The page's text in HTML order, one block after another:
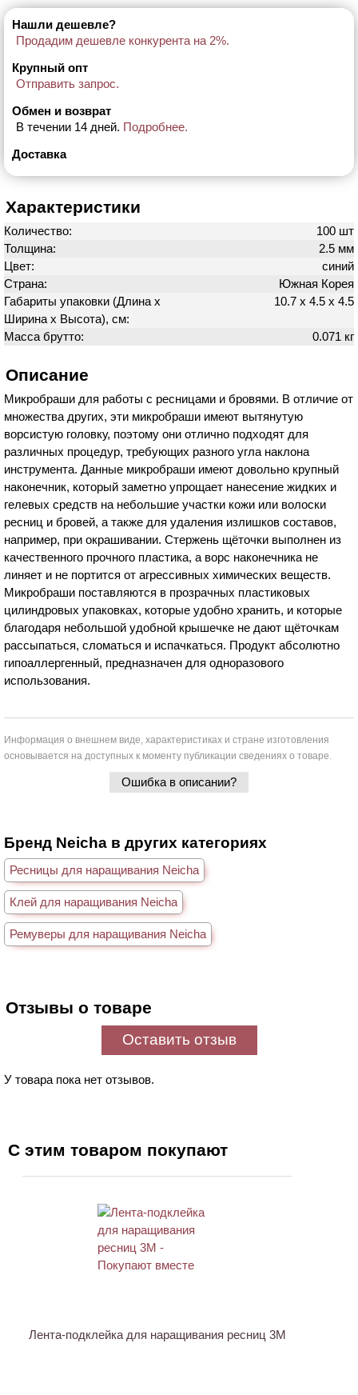
Нашли дешевле?
Продадим дешевле конкурента на 2%.
Крупный опт
Отправить запрос.
Обмен и возврат
В течении 14 дней. Подробнее.
Доставка
Характеристики
Количество:
100 шт
Толщина:
2.5 мм
Цвет:
синий
Страна:
Южная Корея
Габариты упаковки (Длина х
Ширина х Высота), см:
10.7 х 4.5 х 4.5
Масса брутто: 0.071 кг
Описание
Микробраши для работы с ресницами и бровями. В отличие от
множества других, эти микробраши имеют вытянутую
ворсистую головку, поэтому они отлично подходят для
различных процедур, требующих разного угла наклона
инструмента. Данные микробраши имеют довольно крупный
наконечник, который заметно упрощает нанесение жидких и
гелевых средств на небольшие участки кожи или волоски
ресниц и бровей, а также для удаления излишков составов,
например, при окрашивании. Стержень щёточки выполнен из
качественного прочного пластика, а ворс наконечника не
линяет и не портится от агрессивных химических веществ.
Микробраши поставляются в прозрачных пластиковых
цилиндровых упаковках, которые удобно хранить, и которые
благодаря небольшой удобной крышечке не дают щёточкам
рассыпаться, сломаться и испачкаться. Продукт абсолютно
гипоаллергенный, предназначен для одноразового
использования.
Информация о внешнем виде, характеристиках и стране изготовления
основывается на доступных к моменту публикации сведениях о товаре.
Ошибка в описании?
Бренд Neicha в других категориях
Ресницы для наращивания Neicha
Клей для наращивания Neicha
Ремуверы для наращивания Neicha
Отзывы о товаре
Оставить отзыв
У товара пока нет отзывов.
С этим товаром покупают
Лента-подклейка для наращивания ресниц 3M